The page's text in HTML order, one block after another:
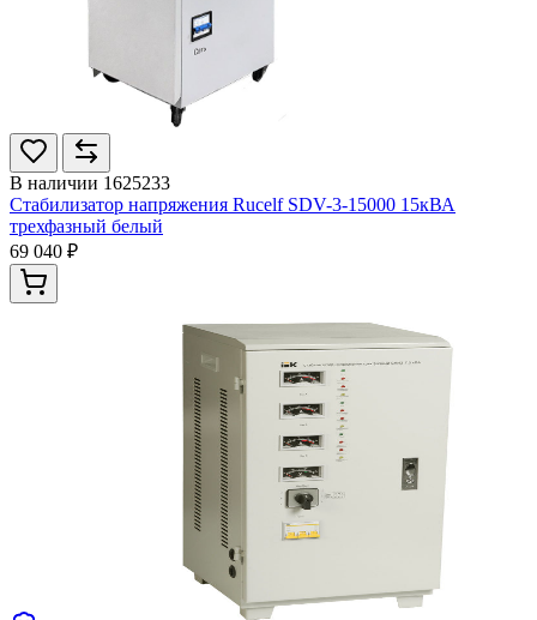
В наличии 1625233
Стабилизатор напряжения Rucelf SDV-3-15000 15кВА
трехфазный белый
69 040 ₽